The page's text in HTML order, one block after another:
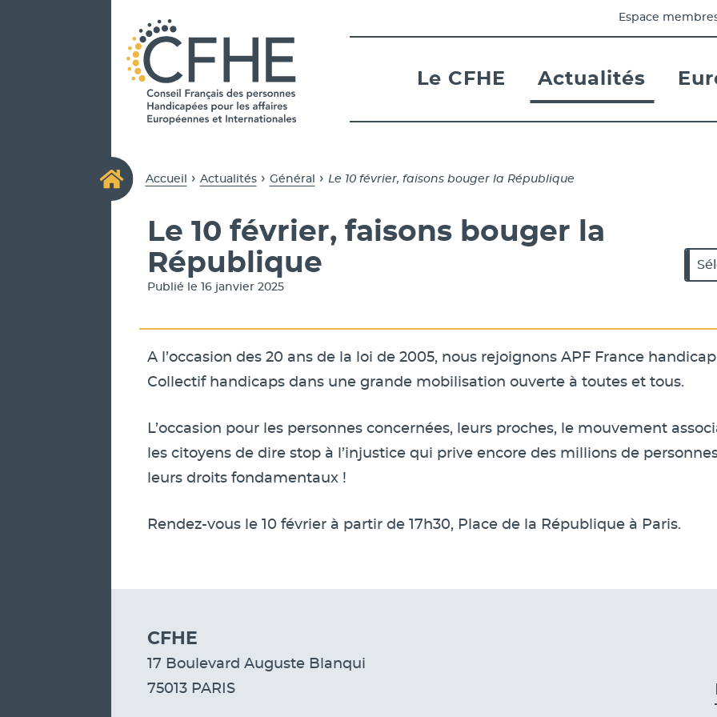
Espace
Le CFHE
Actualités
Accueil › Actualités› Général › Le 10 février, faisons bouger la République
Le 10 février, faisons bouger la
République
Publié le 16 janvier 2025
A l’occasion des 20 ans de la loi de 2005, nous rejoignons APF France
Collectif handicaps dans une grande mobilisation ouverte à toutes et tous.
L’occasion pour les personnes concernées, leurs proches, le mouvement
les citoyens de dire stop à l’injustice qui prive encore des millions de
leurs droits fondamentaux !
Rendez-vous le 10 février à partir de 17h30, Place de la République à Paris.
CFHE
17 Boulevard Auguste Blanqui
75013 PARIS